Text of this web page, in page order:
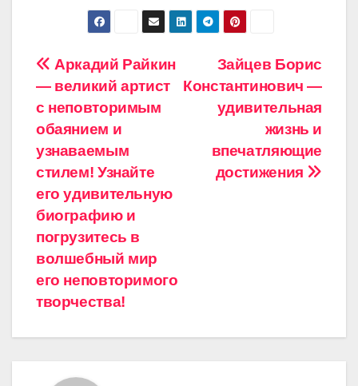
Навигация
по
записям
Зайцев Борис
Константинович —
удивительная
жизнь и
впечатляющие
достижения
Аркадий Райкин
— великий артист
с неповторимым
обаянием и
узнаваемым
стилем! Узнайте
его удивительную
биографию и
погрузитесь в
волшебный мир
его неповторимого
творчества!